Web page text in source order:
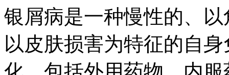
银屑病是一种慢性的、
以皮肤损害为特征的自